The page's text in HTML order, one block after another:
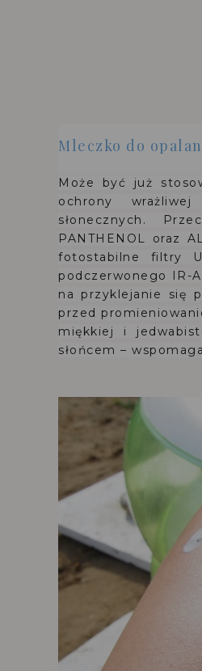
Mleczko do
Może być już
ochrony
słonecznych.
PANTHENOL oraz
fotostabilne filtry
podczerwonego IR-
na przyklejanie się
przed
miękkiej i
słońcem –